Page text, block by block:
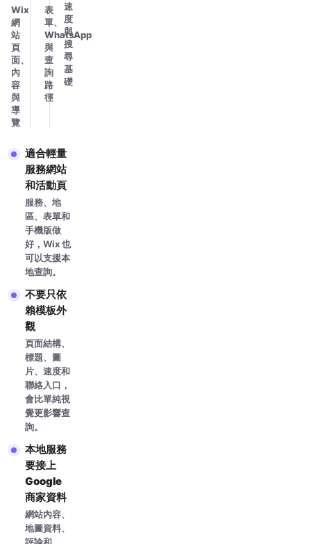
Wix
網
站
頁
面、
內
容
與
導
覽
表
單、
WhatsApp
與
查
詢
路
徑
速
度
與
搜
尋
基
礎
適合輕量
服務網站
和活動頁
服務、地
區、表單和
手機版做
好，Wix 也
可以支援本
地查詢。
不要只依
賴模板外
觀
頁面結構、
標題、圖
片、速度和
聯絡入口，
會比單純視
覺更影響查
詢。
本地服務
要接上
Google
商家資料
網站內容、
地圖資料、